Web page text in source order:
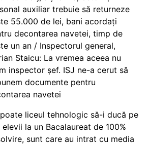
auxiliar trebuie să returneze
55.000 de lei, bani acordați
decontarea navetei, timp de
un an / Inspectorul general,
Staicu: La vremea aceea nu
inspector șef. ISJ ne-a cerut să
documente pentru
navetei
liceul tehnologic să-i ducă pe
la un Bacalaureat de 100%
sunt care au intrat cu media